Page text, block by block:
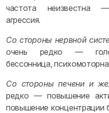
частота неизвестна
агрессия.
Со стороны нервной
очень редко —
бессонница,
Со стороны печени и
редко — повышение
повышение концентрации